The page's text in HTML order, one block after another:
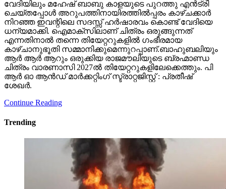
നിറഞ്ഞ ഇവന്റിലെ സദസ്സ് ഹർഷാരവം കൊണ്ട് വേദിയെ
ധന്യമാക്കി. ഐമാക്‌സിലാണ് ചിത്രം ഒരുങ്ങുന്നത്
എന്നതിനാല്‍ തന്നെ തിയേറ്ററുകളില്‍ ഗംഭീരമായ
കാഴ്ചാനുഭൂതി സമ്മാനിക്കുമെന്നുറപ്പാണ്.ബാഹുബലിയും
ആർ ആർ ആറും ഒരുക്കിയ രാജമൗലിയുടെ ബ്രഹ്മാണ്ഡ
ചിത്രം വാരണാസി 2027ൽ തിയേറ്ററുകളിലേക്കെത്തും. പി
ആർ ഓ ആൻഡ് മാർക്കറ്റിംഗ് സ്ട്രാറ്റജിസ്റ്റ് : പ്രതീഷ്
ശേഖർ.
Continue Reading
Trending